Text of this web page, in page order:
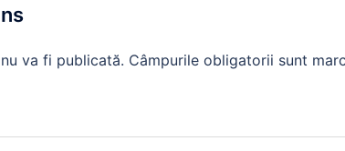
va fi publicată. Câmpurile obligatorii sunt